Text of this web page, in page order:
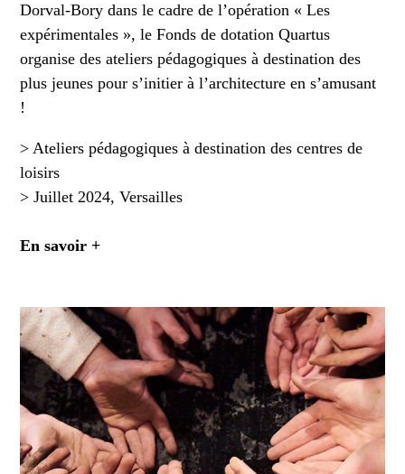
Dorval-Bory dans le cadre de l’opération « Les
expérimentales », le Fonds de dotation Quartus
organise des ateliers pédagogiques à destination des
plus jeunes pour s’initier à l’architecture en s’amusant
!
> Ateliers pédagogiques à destination des centres de
loisirs
> Juillet 2024, Versailles
En savoir +